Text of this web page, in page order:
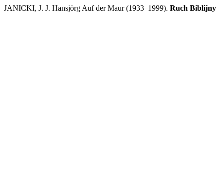
JANICKI, J. J. Hansjörg Auf der Maur (1933–1999). Ruch